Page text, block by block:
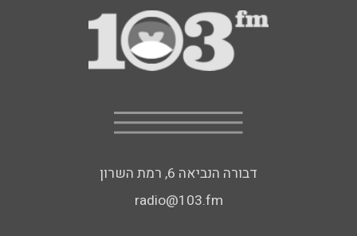
דבורה הנביאה 6, רמת השרון
radio@103.fm